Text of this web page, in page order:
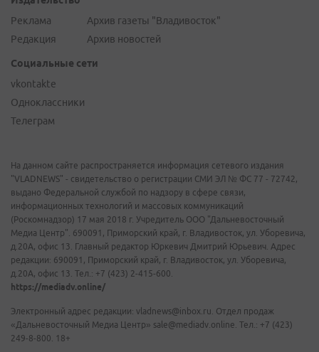
Реклама
Редакция
Архив газеты "Владивосток"
Архив новостей
Социальные сети
vkontakte
Одноклассники
Телеграм
На данном сайте распространяется информация сетевого издания
"VLADNEWS" - свидетельство о регистрации СМИ ЭЛ № ФС 77 - 72742,
выдано Федеральной службой по надзору в сфере связи,
информационных технологий и массовых коммуникаций
(Роскомнадзор) 17 мая 2018 г. Учредитель ООО "Дальневосточный
Медиа Центр". 690091, Приморский край, г. Владивосток, ул. Уборевича,
д.20А, офис 13. Главный редактор Юркевич Дмитрий Юрьевич. Адрес
редакции: 690091, Приморский край, г. Владивосток, ул. Уборевича,
д.20А, офис 13. Тел.: +7 (423) 2-415-600.
https://mediadv.online/
Электронный адрес редакции: vladnews@inbox.ru. Отдел продаж
«Дальневосточный Медиа Центр» sale@mediadv.online. Тел.: +7 (423)
249-8-800. 18+